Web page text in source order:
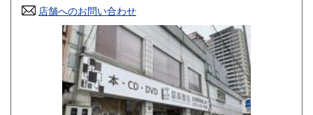
高知県 185円
185円 長崎県
185円 大分県
185円 鹿児島県
店舗へのお問い合わせ